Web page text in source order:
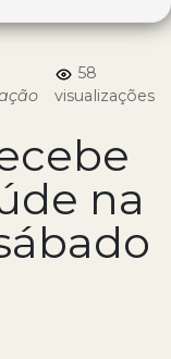
58
visualizações
na